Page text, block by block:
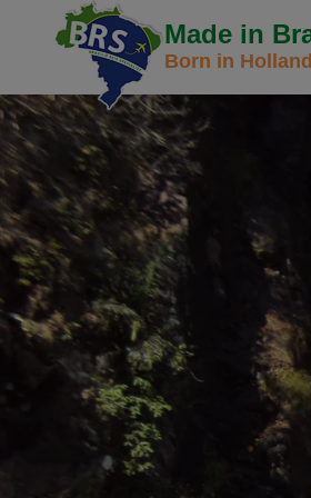
Made in
Born in Holland